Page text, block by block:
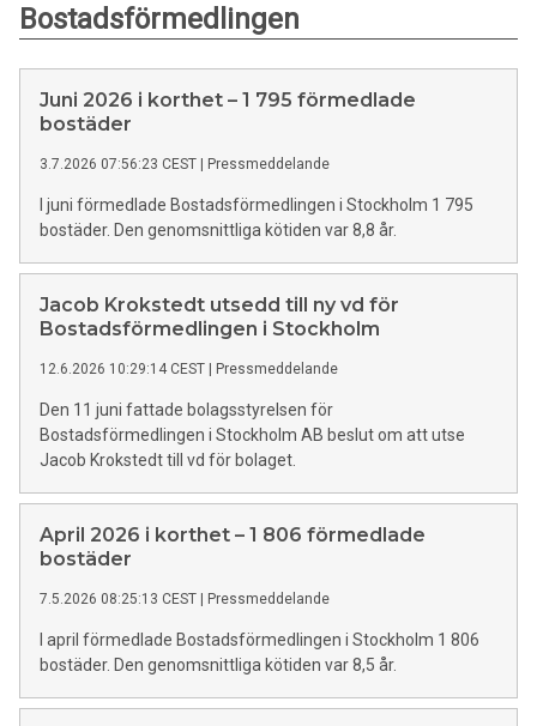
Bostadsförmedlingen
Juni 2026 i korthet – 1 795 förmedlade
bostäder
3.7.2026 07:56:23 CEST Pressmeddelande
I juni förmedlade Bostadsförmedlingen i Stockholm 1 795
bostäder. Den genomsnittliga kötiden var 8,8 år.
Jacob Krokstedt utsedd till ny vd för
Bostadsförmedlingen i Stockholm
12.6.2026 10:29:14 CEST Pressmeddelande
Den 11 juni fattade bolagsstyrelsen för
Bostadsförmedlingen i Stockholm AB beslut om att utse
Jacob Krokstedt till vd för bolaget.
April 2026 i korthet – 1 806 förmedlade
bostäder
7.5.2026 08:25:13 CEST Pressmeddelande
I april förmedlade Bostadsförmedlingen i Stockholm 1 806
bostäder. Den genomsnittliga kötiden var 8,5 år.